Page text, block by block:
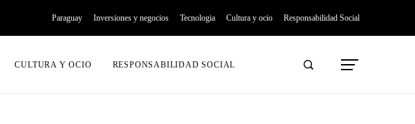
Paraguay Inversiones y negocios Tecnologia Cultura y ocio Responsabilidad Social
CULTURA Y OCIO RESPONSABILIDAD SOCIAL